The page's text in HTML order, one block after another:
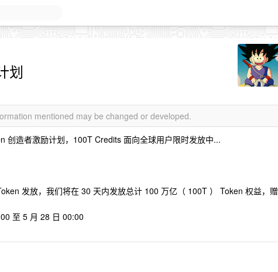
划
mentioned may be changed or developed.
创造者激励计划，100T Credits 面向全球用户限时发放中...
发放，我们将在 30 天内发放总计 100 万亿（ 100T ） Token 权益，赠
至 5 月 28 日 00:00